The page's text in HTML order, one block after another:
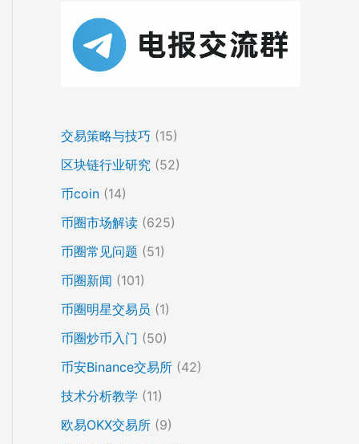
交易策略与技巧 (15)
区块链行业研究 (52)
币coin (14)
币圈市场解读 (625)
币圈常见问题 (51)
币圈新闻 (101)
币圈明星交易员 (1)
币圈炒币入门 (50)
币安Binance交易所 (42)
技术分析教学 (11)
欧易OKX交易所 (9)